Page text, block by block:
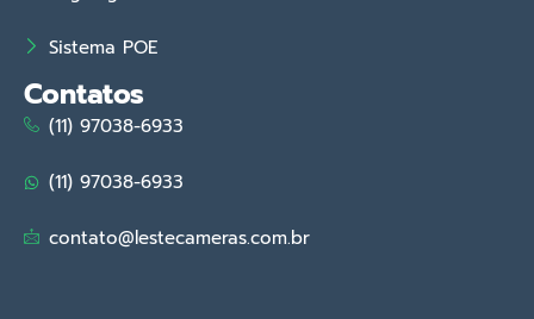
Sistema POE
Contatos
(11) 97038-6933
(11) 97038-6933
contato@lestecameras.com.br